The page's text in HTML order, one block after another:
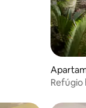
ant
Refúgio